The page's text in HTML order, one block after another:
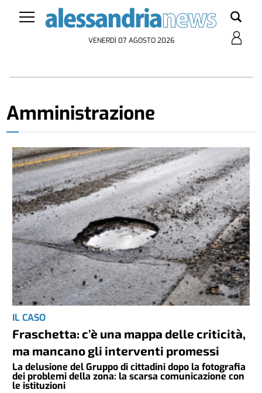
VENERDÌ 07 AGOSTO 2026
Amministrazione
IL CASO
Fraschetta: c’è una mappa delle criticità,
ma mancano gli interventi promessi
La delusione del Gruppo di cittadini dopo la fotografia
dei problemi della zona: la scarsa comunicazione con
le istituzioni